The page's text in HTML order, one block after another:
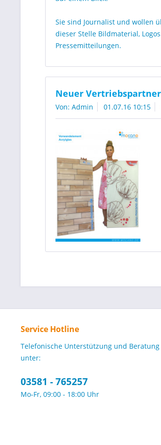
Sie sind Journalist und wollen
dieser Stelle Bildmaterial,
Pressemitteilungen.
Neuer
Von: Admin 01.07.16 10:15
Service Hotline
Telefonische Unterstützung und Beratung
unter:
03581 - 765257
Mo-Fr, 09:00 - 18:00 Uhr